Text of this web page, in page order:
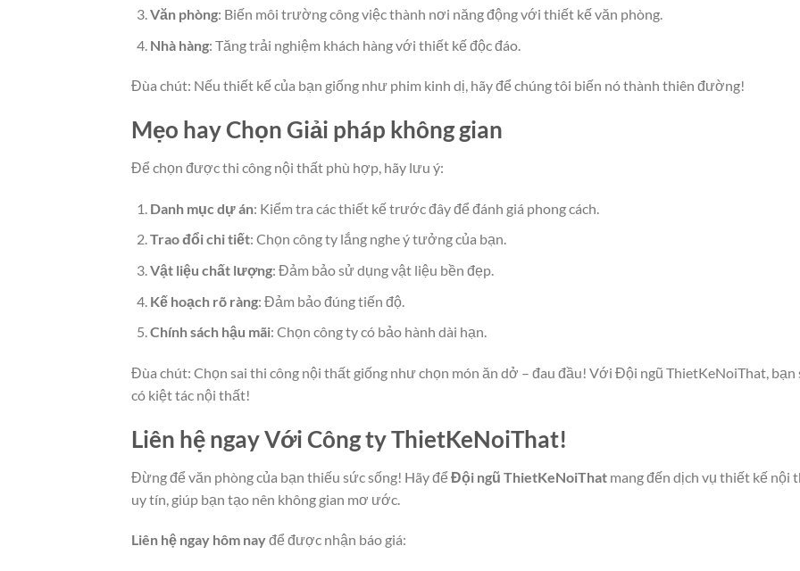
Văn phòng: Biến môi trường công việc thành nơi năng động với thiết kế văn phòng.
Nhà hàng: Tăng trải nghiệm khách hàng với thiết kế độc đáo.
Đùa chút: Nếu thiết kế của bạn giống như phim kinh dị, hãy để chúng tôi biến nó thành thiên đường!
Mẹo hay Chọn Giải pháp không gian
Để chọn được thi công nội thất phù hợp, hãy lưu ý:
Danh mục dự án: Kiểm tra các thiết kế trước đây để đánh giá phong cách.
Trao đổi chi tiết: Chọn công ty lắng nghe ý tưởng của bạn.
Vật liệu chất lượng: Đảm bảo sử dụng vật liệu bền đẹp.
Kế hoạch rõ ràng: Đảm bảo đúng tiến độ.
Chính sách hậu mãi: Chọn công ty có bảo hành dài hạn.
Đùa chút: Chọn sai thi công nội thất giống như chọn món ăn dở – đau đầu! Với Đội ngũ ThietKeNoiThat, bạn
có kiệt tác nội thất!
Liên hệ ngay Với Công ty ThietKeNoiThat!
Đừng để văn phòng của bạn thiếu sức sống! Hãy để Đội ngũ ThietKeNoiThat mang đến dịch vụ thiết kế nội
uy tín, giúp bạn tạo nên không gian mơ ước.
Liên hệ ngay hôm nayđể được nhận báo giá: